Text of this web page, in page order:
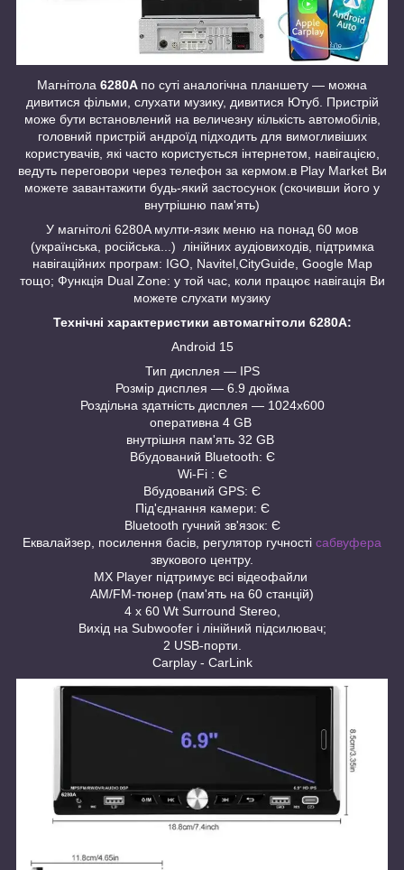
Магнітола 6280A по суті аналогічна планшету — можна
дивитися фільми, слухати музику, дивитися Ютуб. Пристрій
може бути встановлений на величезну кількість автомобілів,
головний пристрій андроїд підходить для вимогливіших
користувачів, які часто користується інтернетом, навігацією,
ведуть переговори через телефон за кермом.в Play Market Ви
можете завантажити будь-який застосунок (скочивши його у
внутрішню пам'ять)
У магнітолі 6280A мулти-язик меню на понад 60 мов
(українська, російська...) лінійних аудіовиходів, підтримка
навігаційних програм: IGO, Navitel,CityGuide, Google Map
тощо; Функція Dual Zone: у той час, коли працює навігація Ви
можете слухати музику
Технічні характеристики автомагнітоли 6280A:
Android 15
Тип дисплея — IPS
Розмір дисплея — 6.9 дюйма
Роздільна здатність дисплея — 1024х600
оперативна 4 GB
внутрішня пам'ять 32 GB
Вбудований Bluetooth: Є
Wi-Fi : Є
Вбудований GPS: Є
Під'єднання камери: Є
Bluetooth гучний зв'язок: Є
Еквалайзер, посилення басів, регулятор гучності сабвуфера
звукового центру.
MX Player підтримує всі відеофайли
AM/FM-тюнер (пам'ять на 60 станцій)
4 х 60 Wt Surround Stereo,
Вихід на Subwoofer і лінійний підсилювач;
2 USB-порти.
Carplay - CarLink